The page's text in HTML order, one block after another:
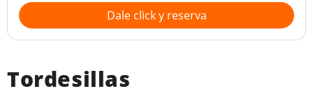
Dale click y reserva
Tordesillas